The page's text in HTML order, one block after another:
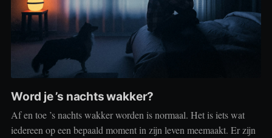
Word je ’s nachts wakker?
Af en toe ’s nachts wakker worden is normaal. Het is iets wat
iedereen op een bepaald moment in zijn leven meemaakt. Er zijn